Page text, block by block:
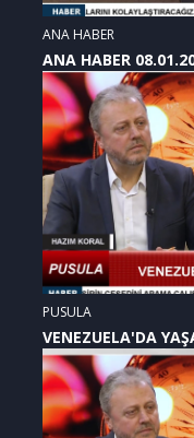
ANA HABER
ANA HABER
PUSULA
VENEZUELA'DA
(07.01.2026)